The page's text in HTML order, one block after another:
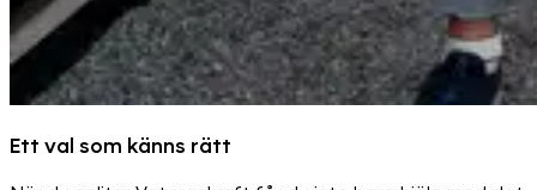
Ett val som känns rätt